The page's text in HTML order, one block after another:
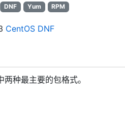
DNF Yum RPM
CentOS DNF
种最主要的包格式。